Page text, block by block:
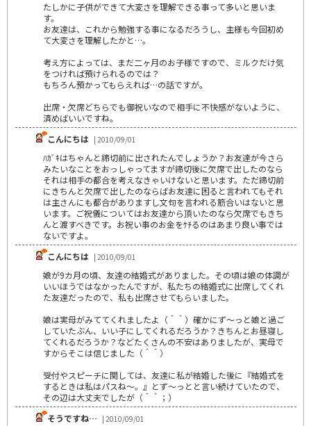
たしかに子供ができて大変さを理解できる事って多いと思いま
す。
お友達は、これから勉強する事になるだろうし、主様も今回初め
て大変さを理解したかと…。
考え方によっては、まだ二ヶ月のお子様ですので、ミルクだけ気
をつければ預けられるのでは？
もちろん預かってもらえれば…の話ですが。
出席・欠席どちらでも御祝いなので相手に不快感がないように、
済めばいいですね。
こんにちは | 2010/09/01
ﾊｶﾞｷはちゃんと締切前に出されたんでしょうか？お友達が今さら
みたいなことをおっしゃってますが締切後に欠席で出したのなら
それは相手の都合を考えなきゃいけないと思います。ただ締切前
にきちんと欠席で出したのならばお友達に困ると言われてもそれ
は主さんにも都合がありますし文句を言われる筋合いはないと思
います。ご祝儀についてはお友達から頂いたのなら欠席でもきち
んと渡すべきです。お祝い事のお金をｹﾁるのはあまり良い事では
ないですよ。
こんにちは | 2010/09/01
娘が9カ月の頃、友達の結婚式がありました。その頃は娘の体調が
いいほうではなかったんですが、私たちの結婚式に出席してくれ
た友達だったので、私も出席させてもらいました。
娘は実母がみててくれましたよ（＾＾）確かにず～っと娘と過ご
していたぶん、いい子にしてくれるだろうか？きちんとお昼寝し
てくれるだろうか？などたくさんの不安はありましたが、実母で
すからそこは信じました（＾＾）
受付やスピーチに関しては、友達に私が結婚した後に『結婚式を
するときは私はパスね～。』とず～っとと言い続けていたので、
その辺は大丈夫でしたが（＾＾；）
そうですね… | 2010/09/01